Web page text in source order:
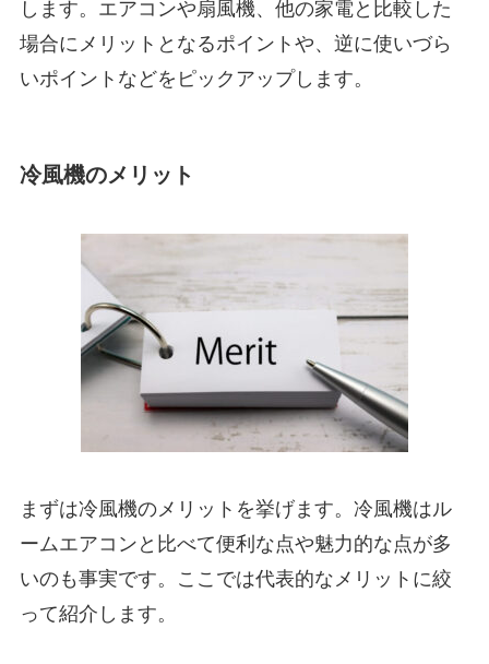
します。エアコンや扇風機、他の家電と比較した
場合にメリットとなるポイントや、逆に使いづら
いポイントなどをピックアップします。
冷風機のメリット
まずは冷風機のメリットを挙げます。冷風機はル
ームエアコンと比べて便利な点や魅力的な点が多
いのも事実です。ここでは代表的なメリットに絞
って紹介します。